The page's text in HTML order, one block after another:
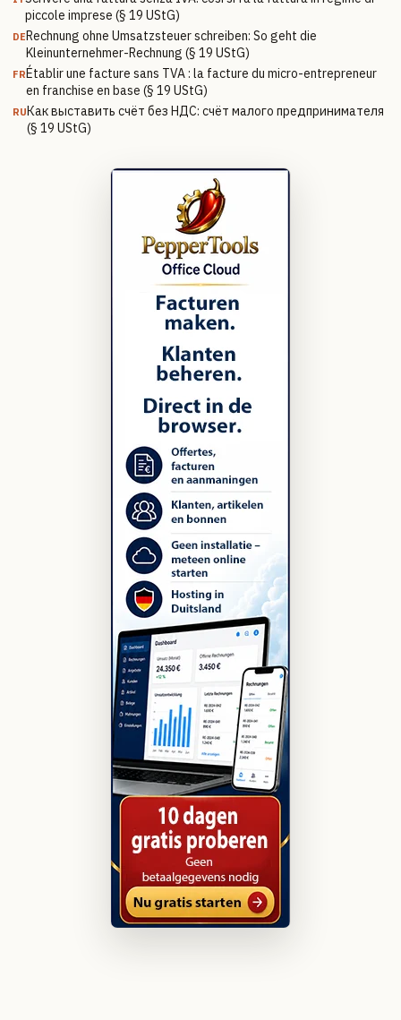
piccole imprese (§ 19 UStG)
DERechnung ohne Umsatzsteuer schreiben: So geht die
Kleinunternehmer-Rechnung (§ 19 UStG)
FRÉtablir une facture sans TVA : la facture du micro-entrepreneur
en franchise en base (§ 19 UStG)
RUКак выставить счёт без НДС: счёт малого предпринимателя
(§ 19 UStG)